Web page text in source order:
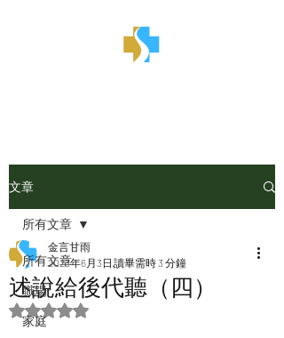
文章
所有文章
職場
家庭
所有文章
述說給後代聽（四）
金言甘雨
2023年6月3日 讀畢需時 3 分鐘
評等為 NaN（最高為 5 顆星）。